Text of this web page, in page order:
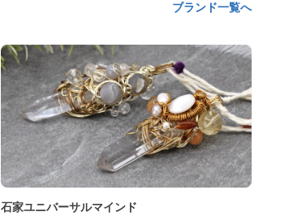
ブランド一覧へ
石家ユニバーサルマインド